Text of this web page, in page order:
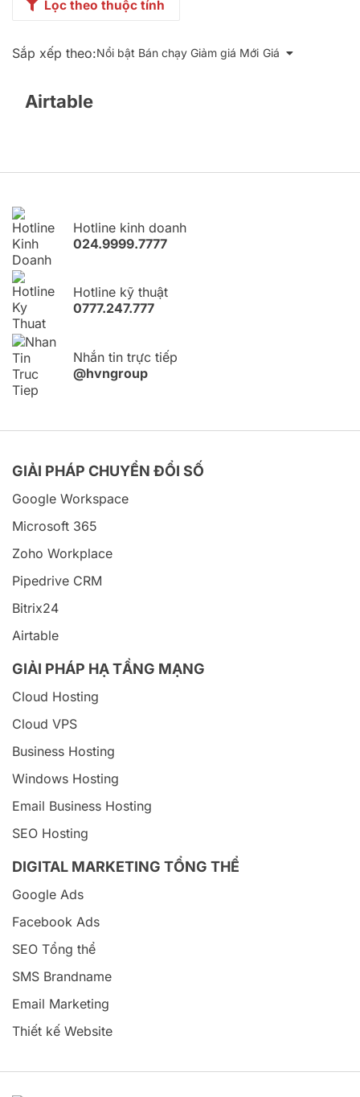
Lọc theo thuộc tính
Sắp xếp theo:Nổi bật Bán chạy Giảm giá Mới Giá
Airtable
Hotline kinh doanh
024.9999.7777
Hotline kỹ thuật
0777.247.777
Nhắn tin trực tiếp
@hvngroup
GIẢI PHÁP CHUYỂN ĐỔI SỐ
Google Workspace
Microsoft 365
Zoho Workplace
Pipedrive CRM
Bitrix24
Airtable
GIẢI PHÁP HẠ TẦNG MẠNG
Cloud Hosting
Cloud VPS
Business Hosting
Windows Hosting
Email Business Hosting
SEO Hosting
DIGITAL MARKETING TỔNG THỂ
Google Ads
Facebook Ads
SEO Tổng thể
SMS Brandname
Email Marketing
Thiết kế Website